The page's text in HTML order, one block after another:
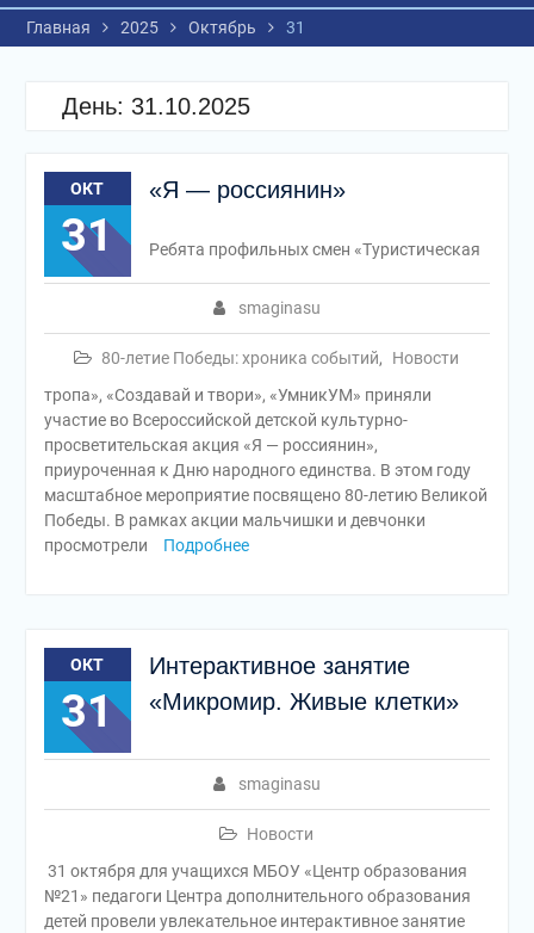
Главная 2025 Октябрь 31
День: 31.10.2025
ОКТ
31
«Я — россиянин»
smaginasu
80-летие Победы: хроника событий, Новости
Ребята профильных смен «Туристическая
тропа», «Создавай и твори», «УмникУМ» приняли
участие во Всероссийской детской культурно-
просветительская акция «Я — россиянин»,
приуроченная к Дню народного единства. В этом году
масштабное мероприятие посвящено 80-летию Великой
Победы. В рамках акции мальчишки и девчонки
просмотрели
Подробнее
ОКТ
31
Интерактивное занятие
«Микромир. Живые клетки»
smaginasu
Новости
31 октября для учащихся МБОУ «Центр образования
№21» педагоги Центра дополнительного образования
детей провели увлекательное интерактивное занятие